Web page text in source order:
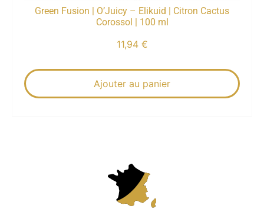
Green Fusion | O’Juicy – Elikuid | Citron Cactus
Corossol | 100 ml
11,94 €
Ajouter au panier